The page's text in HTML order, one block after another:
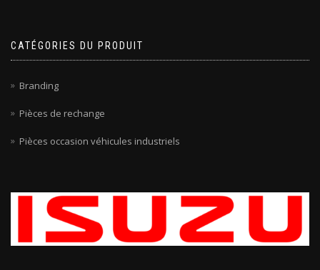
CATÉGORIES DU PRODUIT
Branding
Pièces de rechange
Pièces occasion véhicules industriels